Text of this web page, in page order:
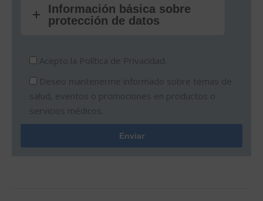
Información básica sobre
protección de datos
Acepto la Política de Privacidad.
Deseo mantenerme informado sobre temas de
salud, eventos o promociones en productos o
servicios médicos.